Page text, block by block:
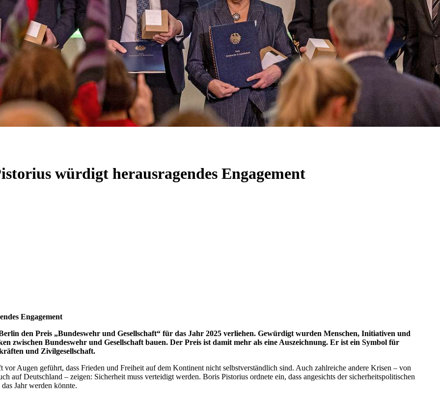
würdigt herausragendes Engagement
Engagement
den Preis „Bundeswehr und Gesellschaft“ für das Jahr 2025 verliehen. Gewürdigt wurden Menschen, Initiativen und
zwischen Bundeswehr und Gesellschaft bauen. Der Preis ist damit mehr als eine Auszeichnung. Er ist ein Symbol für
und Zivilgesellschaft.
Augen geführt, dass Frieden und Freiheit auf dem Kontinent nicht selbstverständlich sind. Auch zahlreiche andere Krisen – von
auf Deutschland – zeigen: Sicherheit muss verteidigt werden. Boris Pistorius ordnete ein, dass angesichts der sicherheitspolitischen
Jahr werden könnte.